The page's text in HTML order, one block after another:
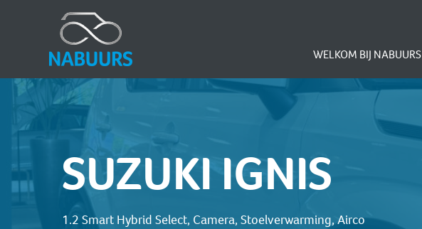
WELKOM BIJ NABUURS
SUZUKI IGNIS
1.2 Smart Hybrid Select, Camera, Stoelverwarming, Airco